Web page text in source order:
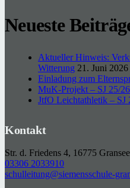
Neueste
Aktueller Hinweis:
Witterung 21. Juni 2026
Einladung zum
MuK-Projekt – SJ 25/26
JtfO Leichtathletik – SJ
Kontakt
Str. d. Friedens 4, 16775 Gransee
03306 2033910
schulleitung@siemensschule-